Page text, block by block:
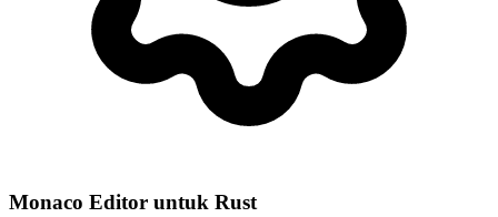
Monaco Editor untuk Rust